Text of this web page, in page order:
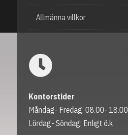
Allmänna villkor
Kontorstider
Måndag- Fredag: 08.00- 18.00
Lördag- Söndag: Enligt ö.k